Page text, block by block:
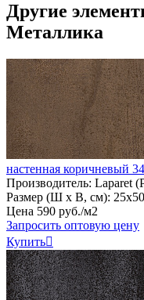
Другие
Металлика
настенная коричневый
Производитель: Laparet
Размер (Ш х В, см): 25х50
Цена 590 руб./м2
Запросить оптовую цену
Купить